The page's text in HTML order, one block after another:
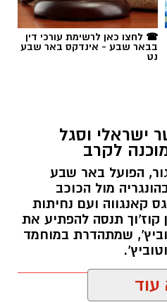
באר שבע
שבה הכוכב האדום בלגרד
ניצחה 0:1, במשחק גדול, ועשתה צעד
☎ לחצו כאן לרשימת עורכי דין
בבאר שבע - אינדקס באר שבע
נט
ישראלי וסגל
לקרב
הפועל באר שבע
מול הכוכב
קאנגווה ועם נחיתות
קוז'וך תנסה להפתיע את
שמתהדרת במוחמד